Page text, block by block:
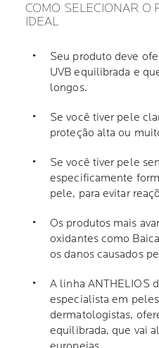
COMO SELECIONAR O
IDEAL
Seu produto deve
UVB equilibrada e
longos.
Se você tiver pele
proteção alta ou
Se você tiver pele
especificamente
pele, para evitar
Os produtos mais
oxidantes como
os danos causados
A linha ANTHELIOS
especialista em
dermatologistas,
equilibrada, que vai